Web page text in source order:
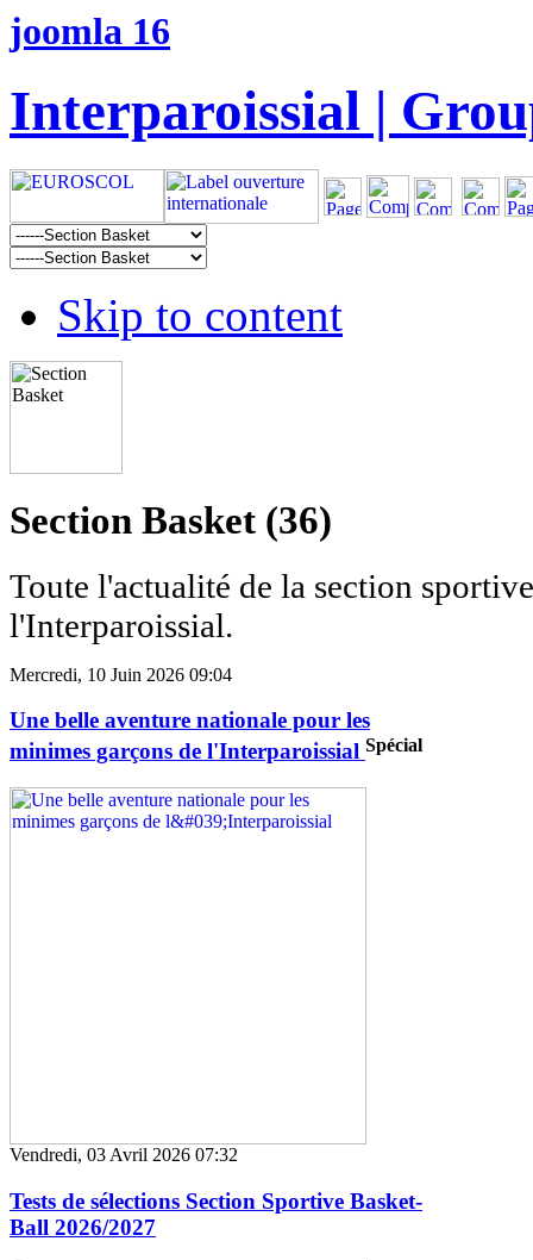
joomla 16
Interparoissial |
Skip to content
Section Basket (36)
Toute l'actualité de la section
l'Interparoissial.
Mercredi, 10 Juin 2026 09:04
Une belle aventure nationale pour les
minimes garçons de l'Interparoissial Spécial
Vendredi, 03 Avril 2026 07:32
Tests de sélections Section Sportive Basket-
Ball 2026/2027